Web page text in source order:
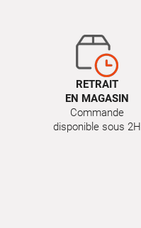
RETRAIT
EN MAGASIN
Commande
disponible sous 2H